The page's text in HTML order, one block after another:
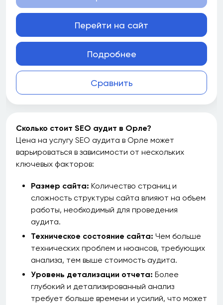
Сравнить
Перейти на сайт
Подробнее
Сколько стоит SEO аудит в Орле?
Цена на услугу SEO аудита в Орле может
варьироваться в зависимости от нескольких
ключевых факторов:
Размер сайта: Количество страниц и
сложность структуры сайта влияют на объем
работы, необходимый для проведения
аудита.
Техническое состояние сайта: Чем больше
технических проблем и нюансов, требующих
анализа, тем выше стоимость аудита.
Уровень детализации отчета: Более
глубокий и детализированный анализ
требует больше времени и усилий, что может